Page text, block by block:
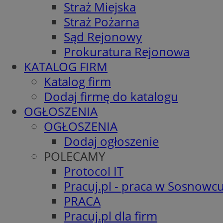
Straż Miejska
Straż Pożarna
Sąd Rejonowy
Prokuratura Rejonowa
KATALOG FIRM
Katalog firm
Dodaj firmę do katalogu
OGŁOSZENIA
OGŁOSZENIA
Dodaj ogłoszenie
POLECAMY
Protocol IT
Pracuj.pl - praca w
PRACA
Pracuj.pl dla firm